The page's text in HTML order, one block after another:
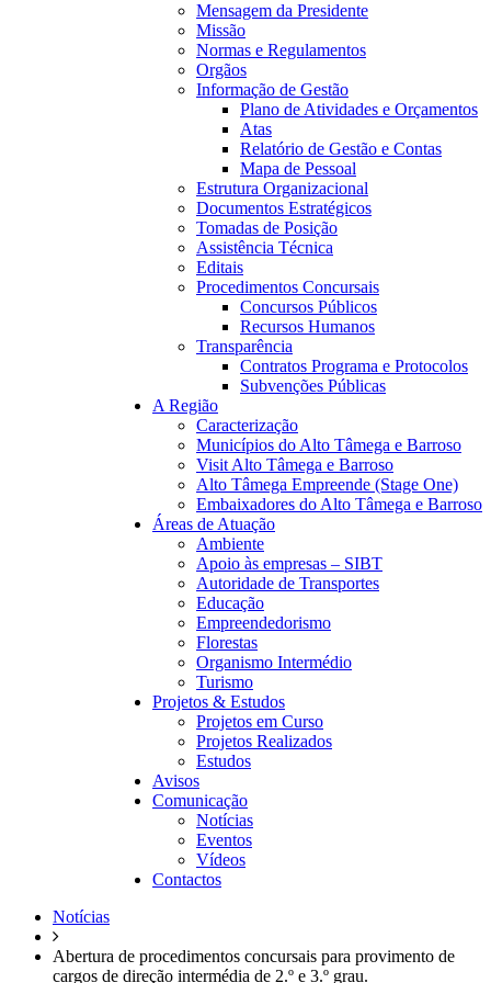
Mensagem da Presidente
Missão
Normas e Regulamentos
Orgãos
Informação de Gestão
Plano de Atividades e Orçamentos
Atas
Relatório de Gestão e Contas
Mapa de Pessoal
Estrutura Organizacional
Documentos Estratégicos
Tomadas de Posição
Assistência Técnica
Editais
Procedimentos Concursais
Concursos Públicos
Recursos Humanos
Transparência
Contratos Programa e Protocolos
Subvenções Públicas
A Região
Caracterização
Municípios do Alto Tâmega e Barroso
Visit Alto Tâmega e Barroso
Alto Tâmega Empreende (Stage One)
Embaixadores do Alto Tâmega e Barroso
Áreas de Atuação
Ambiente
Apoio às empresas – SIBT
Autoridade de Transportes
Educação
Empreendedorismo
Florestas
Organismo Intermédio
Turismo
Projetos & Estudos
Projetos em Curso
Projetos Realizados
Estudos
Avisos
Comunicação
Notícias
Eventos
Vídeos
Contactos
Notícias
Abertura de procedimentos concursais para provimento de
cargos de direção intermédia de 2.º e 3.º grau.